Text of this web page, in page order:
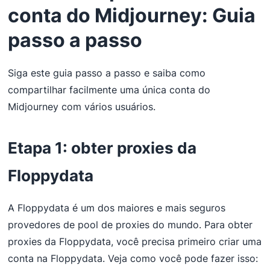
conta do Midjourney: Guia
passo a passo
Siga este guia passo a passo e saiba como
compartilhar facilmente uma única conta do
Midjourney com vários usuários.
Etapa 1: obter proxies da
Floppydata
A Floppydata é um dos maiores e mais seguros
provedores de pool de proxies do mundo. Para obter
proxies da Floppydata, você precisa primeiro criar uma
conta na Floppydata. Veja como você pode fazer isso: